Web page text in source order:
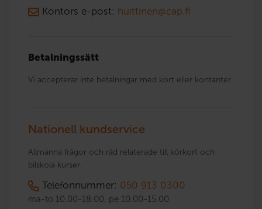
Kontors e-post: huittinen@cap.fi
Betalningssätt
Vi accepterar inte betalningar med kort eller kontanter.
Nationell kundservice
Allmänna frågor och råd relaterade till körkort och
bilskola kurser.
Telefonnummer: 050 913 0300
ma-to 10.00-18.00, pe 10.00-15.00